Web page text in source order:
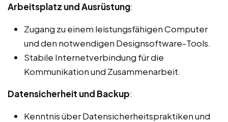
Arbeitsplatz und Ausrüstung:
Zugang zu einem leistungsfähigen Computer
und den notwendigen Designsoftware-Tools.
Stabile Internetverbindung für die
Kommunikation und Zusammenarbeit.
Datensicherheit und Backup:
Kenntnis über Datensicherheitspraktiken und